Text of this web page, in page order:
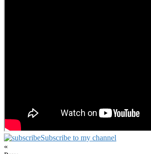
Subscribe to my channel
«